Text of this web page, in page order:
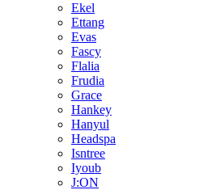
Ekel
Ettang
Evas
Fascy
Flalia
Frudia
Grace
Hankey
Hanyul
Headspa
Isntree
Iyoub
J:ON